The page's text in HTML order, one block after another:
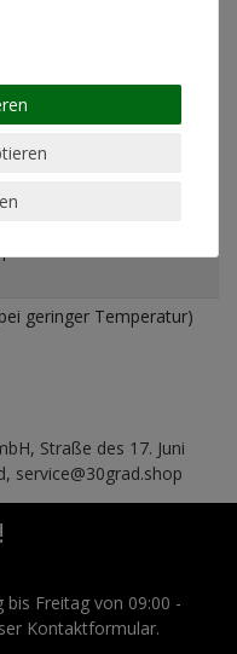
Fit (normale
linksrum
geringer Temperatur)
Straße des 17. Juni
service@30grad.shop
Freitag von 09:00 -
Kontaktformular.